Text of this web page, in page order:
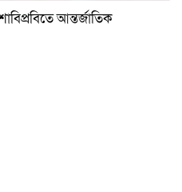
আন্তর্জাতিক